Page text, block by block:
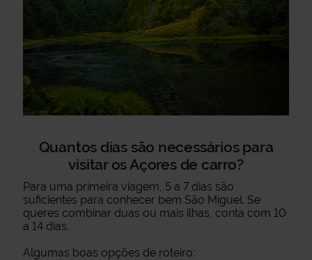
Quantos dias são necessários para
visitar os Açores de carro?
Para uma primeira viagem, 5 a 7 dias são
suficientes para conhecer bem São Miguel. Se
queres combinar duas ou mais ilhas, conta com 10
a 14 dias.
Algumas boas opções de roteiro: